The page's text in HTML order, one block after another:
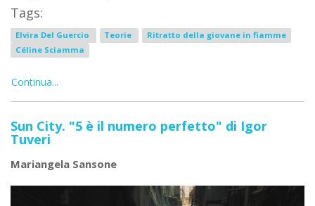
Tags:
Elvira Del Guercio Teorie
Ritratto della giovane in fiamme
Céline Sciamma
Continua...
Sun City. "5 è il numero perfetto" di Igor
Tuveri
Mariangela Sansone